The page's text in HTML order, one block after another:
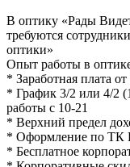
В оптику «Рады
требуются
оптики»
Опыт работы в
* Заработная плата
* График 3/2 или 4/2
работы с 10-21
* Верхний предел
* Оформление по ТК
* Бесплатное